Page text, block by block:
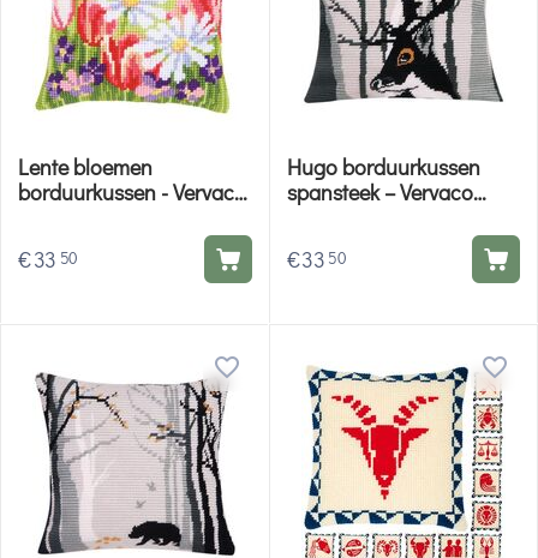
Lente bloemen
borduurkussen - Vervaco
€33 50
Hugo borduurkussen
spansteek – Vervaco
€33 50